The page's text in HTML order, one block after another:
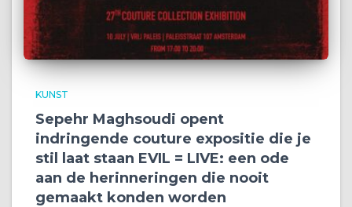
KUNST
Sepehr Maghsoudi opent
indringende couture expositie die je
stil laat staan EVIL = LIVE: een ode
aan de herinneringen die nooit
gemaakt konden worden